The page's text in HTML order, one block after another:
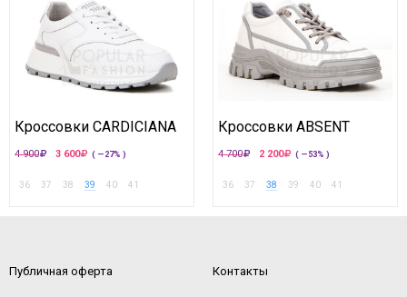
Кроссовки CARDICIANA
4 900 3 600 ( —27% )
36 37 38 39 40 41
Кроссовки ABSENT
4 700 2 200 ( —53% )
36 37 38 39 40 41
Публичная оферта Контакты